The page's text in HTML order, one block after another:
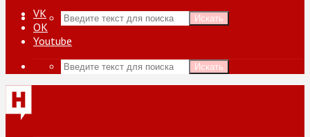
Искать
VK
ОК
Youtube
Искать